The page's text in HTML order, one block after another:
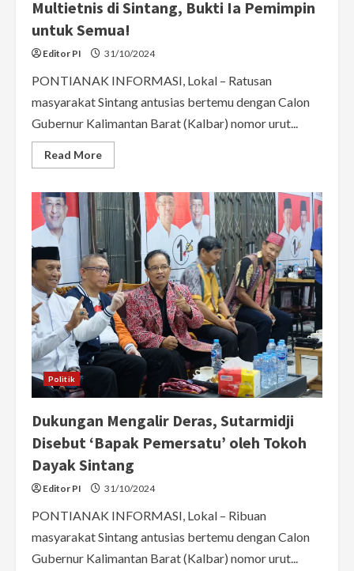
Multietnis di Sintang, Bukti Ia Pemimpin
untuk Semua!
Editor PI 31/10/2024
PONTIANAK INFORMASI, Lokal – Ratusan
masyarakat Sintang antusias bertemu dengan Calon
Gubernur Kalimantan Barat (Kalbar) nomor urut...
Read MoreRead
more
Sutarmidji
Disambut
Tarian
Multietnis
di
Sintang,
Bukti
Ia
Pemimpin
untuk
Semua!
Politik
Dukungan Mengalir Deras, Sutarmidji
Disebut ‘Bapak Pemersatu’ oleh Tokoh
Dayak Sintang
Editor PI 31/10/2024
PONTIANAK INFORMASI, Lokal – Ribuan
masyarakat Sintang antusias bertemu dengan Calon
Gubernur Kalimantan Barat (Kalbar) nomor urut...